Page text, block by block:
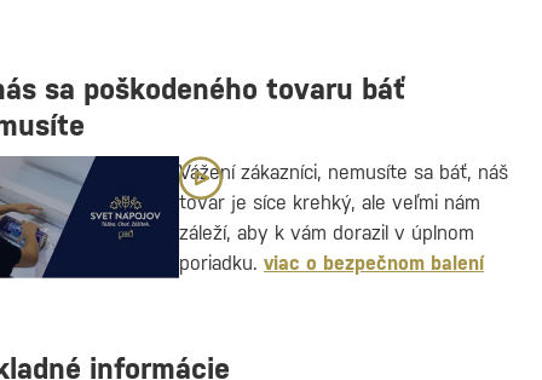
sa poškodeného tovaru báť
Vážení zákazníci, nemusíte sa báť, náš
tovar je síce krehký, ale veľmi nám
záleží, aby k vám dorazil v úplnom
poriadku. viac o bezpečnom balení
informácie